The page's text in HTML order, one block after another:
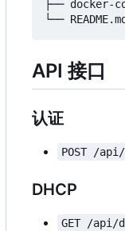
├── docker-
API 接口
认证
POST /
DHCP
GET /api/